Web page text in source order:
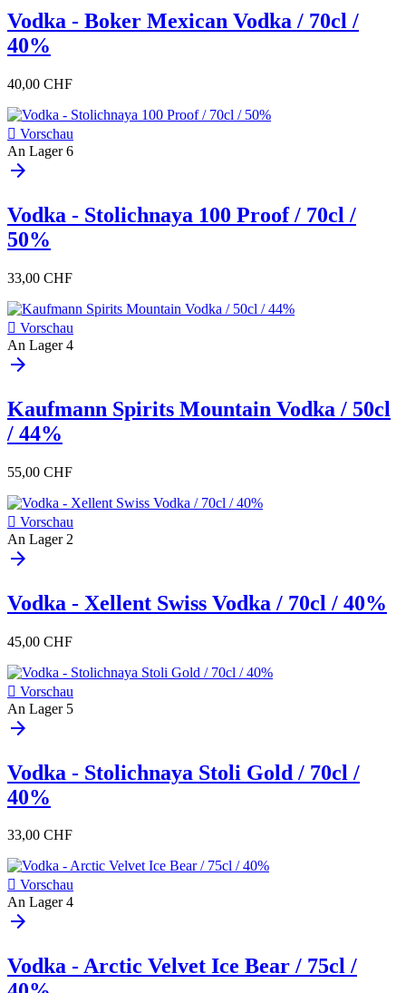
Vodka - Boker Mexican Vodka / 70cl /
40%
40,00 CHF
 Vorschau
An Lager 6
arrow_forward
Vodka - Stolichnaya 100 Proof / 70cl /
50%
33,00 CHF
 Vorschau
An Lager 4
arrow_forward
Kaufmann Spirits Mountain Vodka / 50cl
/ 44%
55,00 CHF
 Vorschau
An Lager 2
arrow_forward
Vodka - Xellent Swiss Vodka / 70cl / 40%
45,00 CHF
 Vorschau
An Lager 5
arrow_forward
Vodka - Stolichnaya Stoli Gold / 70cl /
40%
33,00 CHF
 Vorschau
An Lager 4
arrow_forward
Vodka - Arctic Velvet Ice Bear / 75cl /